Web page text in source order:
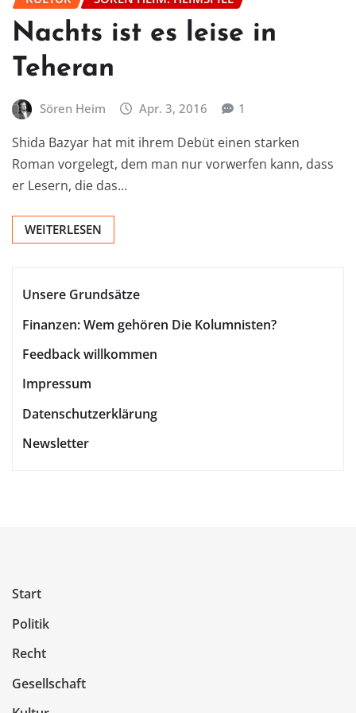
Nachts ist es leise in
Teheran
Sören Heim Apr. 3, 2016 1
Shida Bazyar hat mit ihrem Debüt einen starken
Roman vorgelegt, dem man nur vorwerfen kann, dass
er Lesern, die das…
WEITERLESEN
Unsere Grundsätze
Finanzen: Wem gehören Die Kolumnisten?
Feedback willkommen
Impressum
Datenschutzerklärung
Newsletter
Start
Politik
Recht
Gesellschaft